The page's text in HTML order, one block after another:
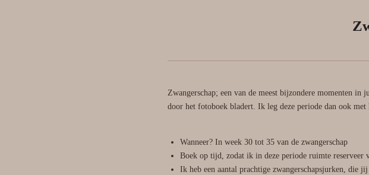
Zwangerschap; een van de meest bijzondere momenten
door het fotoboek bladert. Ik leg deze periode dan ook
Wanneer? In week 30 tot 35 van de zwangerschap
Boek op tijd, zodat ik in deze periode ruimte reserveer
Ik heb een aantal prachtige zwangerschapsjurken, die